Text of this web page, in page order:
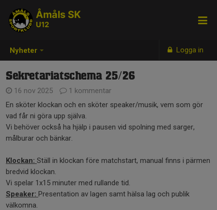
Nyheter Logga in
Åmåls SK
U12
Sekretariatschema 25/26
16 nov 2025
1 kommentar
En sköter klockan och en sköter speaker/musik, vem som gör
vad får ni göra upp själva.
Vi behöver också ha hjälp i pausen vid spolning med sarger,
målburar och bänkar.
Klockan: Ställ in klockan före matchstart, manual finns i pärmen
bredvid klockan.
Vi spelar 1x15 minuter med rullande tid.
Speaker: Presentation av lagen samt hälsa lag och publik
välkomna.